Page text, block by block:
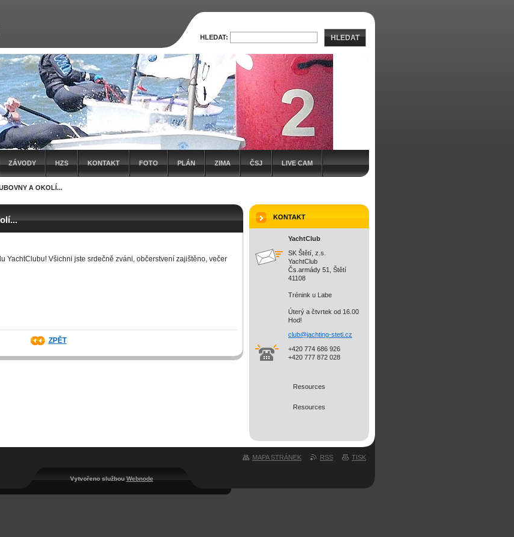
ZÁVODY HZS KONTAKT FOTO PLÁN ZIMA ČSJ LIVE CAM
A OKOLÍ...
YachtClubu! Všichni jste srdečně zváni, občerstvení zajištěno, večer
ZPĚT
KONTAKT
YachtClub
SK Štětí, z.s.
YachtClub
Čs.armády 51, Štětí
41108
Trénink u Labe
Úterý a čtvrtek od 16.00
Hod!
club@jachting-steti.cz
+420 774 686 926
+420 777 872 028
Resources
Resources
HLEDAT: HLEDAT
MAPA STRÁNEK RSS TISK
Vytvořeno službou Webnode